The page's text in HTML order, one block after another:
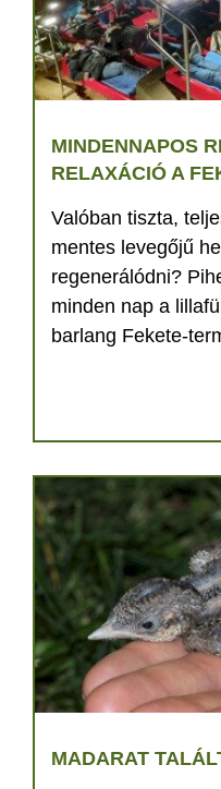
MINDENNAPOS
RELAXÁCIÓ A
Valóban tiszta,
mentes levegőjű
regenerálódni?
minden nap a
barlang Fekete-
MADARAT